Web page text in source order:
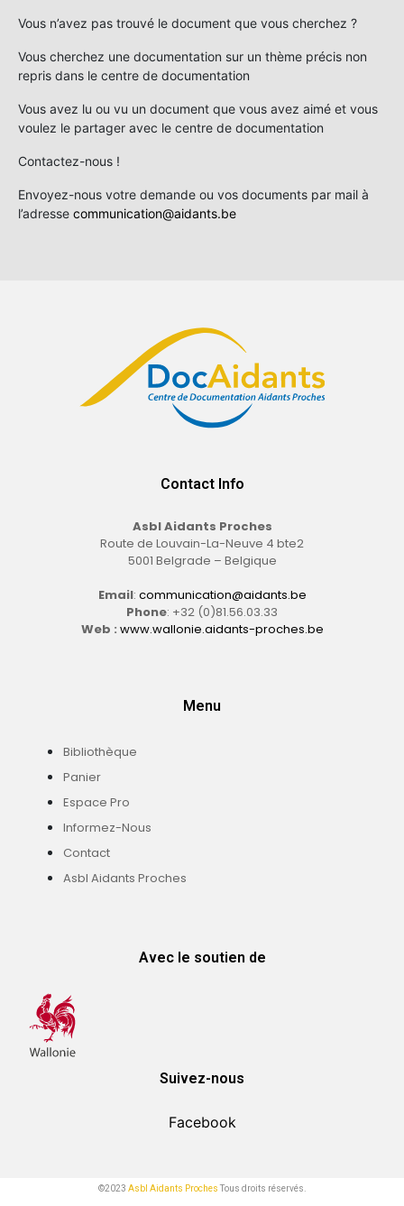
Vous n’avez pas trouvé le document que vous cherchez ?
Vous cherchez une documentation sur un thème précis non
repris dans le centre de documentation
Vous avez lu ou vu un document que vous avez aimé et vous
voulez le partager avec le centre de documentation
Contactez-nous !
Envoyez-nous votre demande ou vos documents par mail à
l’adresse communication@aidants.be
Contact Info
Asbl Aidants Proches
Route de Louvain-La-Neuve 4 bte2
5001 Belgrade – Belgique
Email: communication@aidants.be
Phone: +32 (0)81.56.03.33
Web : www.wallonie.aidants-proches.be
Menu
Bibliothèque
Panier
Espace Pro
Informez-Nous
Contact
Asbl Aidants Proches
Avec le soutien de
Suivez-nous
Facebook
©2023 Asbl Aidants Proches Tous droits réservés.